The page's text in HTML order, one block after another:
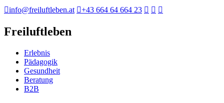
info@freiluftleben.at +43 664 64 664 23
Freiluftleben
Erlebnis
Pädagogik
Gesundheit
Beratung
B2B